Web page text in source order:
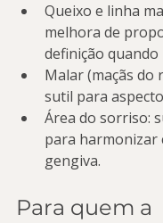
Queixo e linha
melhora de
definição quando
Malar (maçãs do
sutil para
Área do sorriso:
para harmonizar
gengiva.
Para quem a